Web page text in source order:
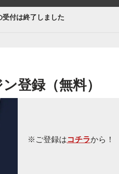
受付は終了しました
登録（無料）
※ご登録はコチラから！